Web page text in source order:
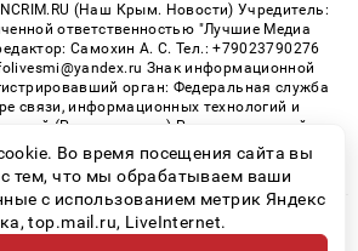
(Наш Крым. Новости) Учредитель:
ответственностью "Лучшие Медиа
Самохин А. С. Тел.: +79023790276
Знак информационной
орган: Федеральная служба
связи, информационных технологий и
(Роскомнадзор) Регистрационный
ЭЛ № ФС 77 - 81150 от 02.06.2021
| Все права защищены
Во время посещения сайта вы
с тем, что мы обрабатываем ваши
с использованием метрик Яндекс
top.mail.ru, LiveInternet.